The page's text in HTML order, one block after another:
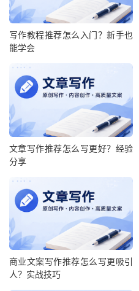
写作教程推荐怎么入门？新手也
能学会
文章写作推荐怎么写更好？经验
分享
商业文案写作推荐怎么写更吸引
人？实战技巧